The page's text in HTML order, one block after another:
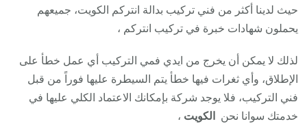
حيث لدينا أكثر من فني تركيب بدالة انتركم الكويت، جميعهم
يحملون شهادات خبرة في تركيب انتركم ،
لذلك لا يمكن أن يخرج من ايدي فمي التركيب أي عمل خطأ على
الإطلاق، وأي ثغرات فيها خطأ يتم السيطرة عليها فوراً من قبل
فني التركيب، فلا يوجد شركة بإمكانك الاعتماد الكلي عليها في
خدمتك سوانا نحن الكويت ،